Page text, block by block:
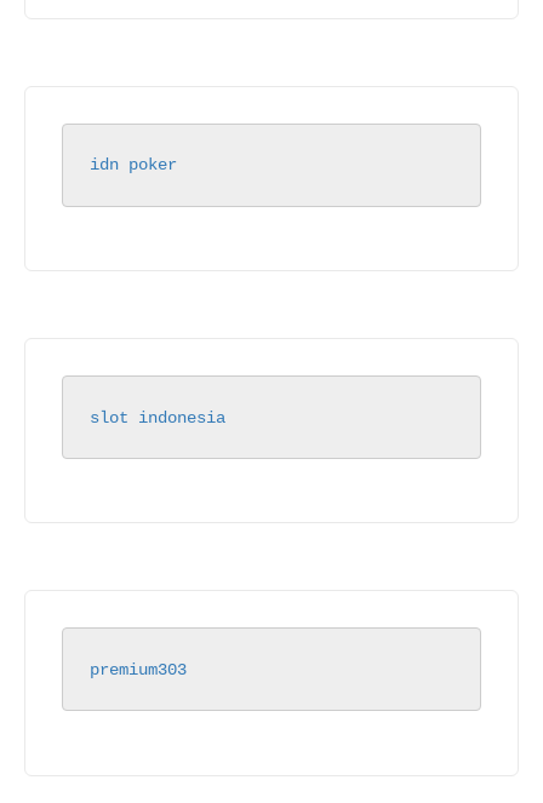
idn poker
slot indonesia
premium303